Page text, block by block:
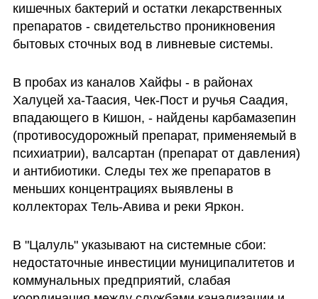
кишечных бактерий и остатки лекарственных
препаратов - свидетельство проникновения
бытовых сточных вод в ливневые системы.
В пробах из каналов Хайфы - в районах
Халуцей ха-Таасия, Чек-Пост и ручья Саадия,
впадающего в Кишон, - найдены карбамазепин
(противосудорожный препарат, применяемый в
психиатрии), валсартан (препарат от давления)
и антибиотики. Следы тех же препаратов в
меньших концентрациях выявлены в
коллекторах Тель-Авива и реки Яркон.
В "Цалуль" указывают на системные сбои:
недостаточные инвестиции муниципалитетов и
коммунальных предприятий, слабая